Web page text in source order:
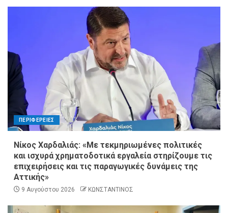
ΠΕΡΙΦΕΡΕΙΕΣ
Νίκος Χαρδαλιάς: «Με τεκμηριωμένες πολιτικές
και ισχυρά χρηματοδοτικά εργαλεία στηρίζουμε τις
επιχειρήσεις και τις παραγωγικές δυνάμεις της
Αττικής»
9 Αυγούστου 2026 ΚΩΝΣΤΑΝΤΙΝΟΣ